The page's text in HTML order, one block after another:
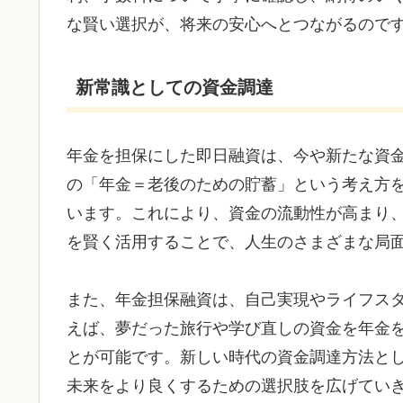
な賢い選択が、将来の安心へとつながるので
新常識としての資金調達
年金を担保にした即日融資は、今や新たな資
の「年金＝老後のための貯蓄」という考え方
います。これにより、資金の流動性が高まり
を賢く活用することで、人生のさまざまな局
また、年金担保融資は、自己実現やライフス
えば、夢だった旅行や学び直しの資金を年金
とが可能です。新しい時代の資金調達方法と
未来をより良くするための選択肢を広げてい